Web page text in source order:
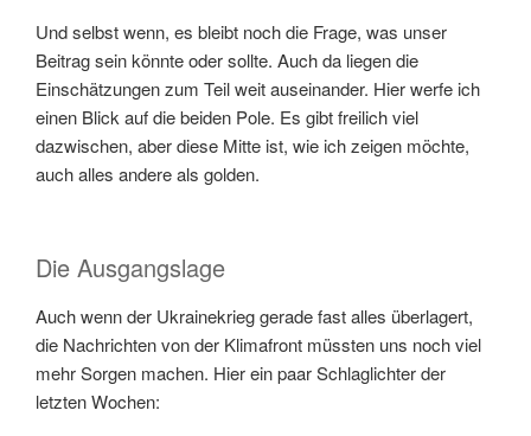
Und selbst wenn, es bleibt noch die Frage, was unser
Beitrag sein könnte oder sollte. Auch da liegen die
Einschätzungen zum Teil weit auseinander. Hier werfe ich
einen Blick auf die beiden Pole. Es gibt freilich viel
dazwischen, aber diese Mitte ist, wie ich zeigen möchte,
auch alles andere als golden.
Die Ausgangslage
Auch wenn der Ukrainekrieg gerade fast alles überlagert,
die Nachrichten von der Klimafront müssten uns noch viel
mehr Sorgen machen. Hier ein paar Schlaglichter der
letzten Wochen: